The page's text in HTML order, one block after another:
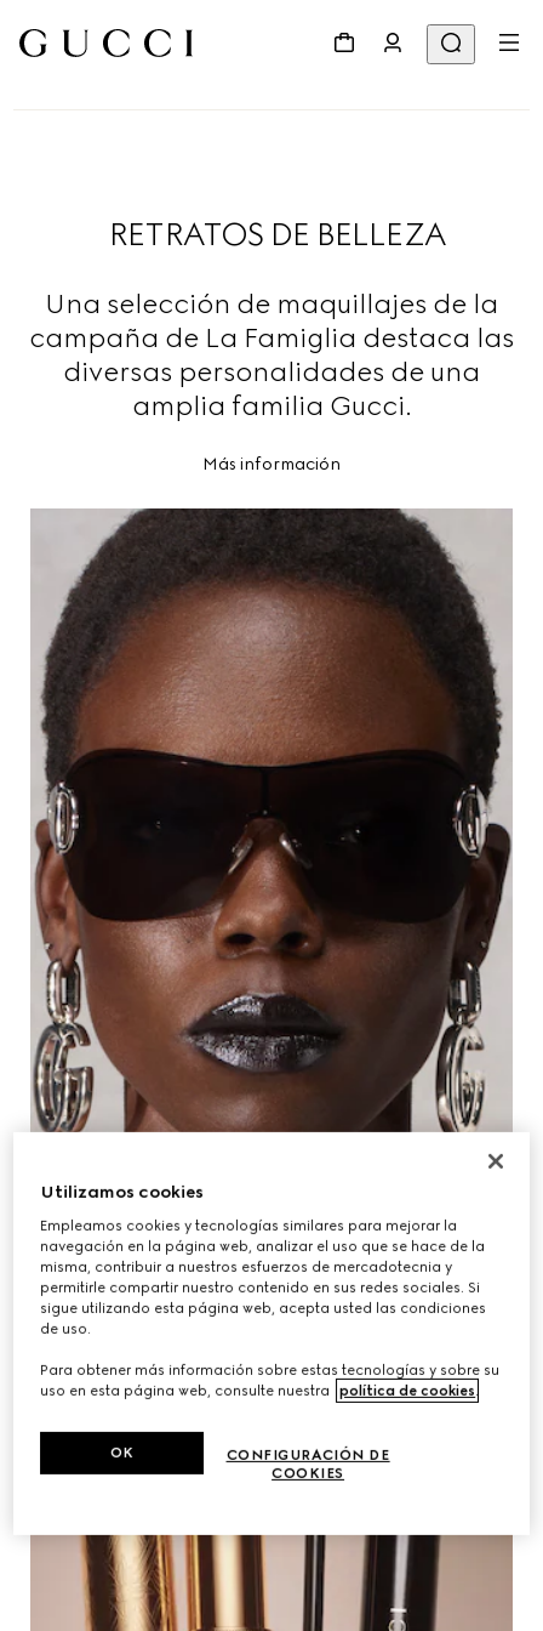
RETRATOS DE BELLEZA
Una selección de maquillajes de la
campaña de La Famiglia destaca las
diversas personalidades de una
amplia familia Gucci.
Más información
Utilizamos cookies
Empleamos cookies y tecnologías similares para mejorar la
navegación en la página web, analizar el uso que se hace de la
misma, contribuir a nuestros esfuerzos de mercadotecnia y
permitirle compartir nuestro contenido en sus redes sociales. Si
sigue utilizando esta página web, acepta usted las condiciones
de uso.
Para obtener más información sobre estas tecnologías y sobre su
uso en esta página web, consulte nuestra
política de cookies.
CONFIGURACIÓN DE
COOKIES
OK